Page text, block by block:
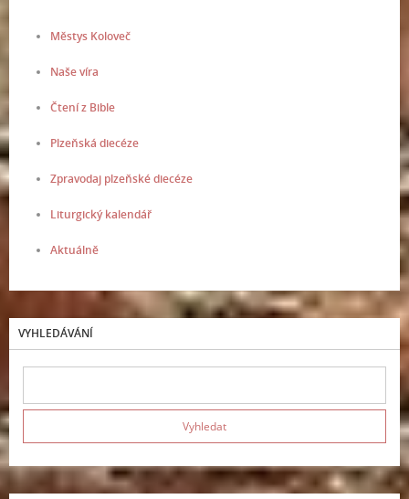
Městys Koloveč
Naše víra
Čtení z Bible
Plzeňská diecéze
Zpravodaj plzeňské diecéze
Liturgický kalendář
Aktuálně
VYHLEDÁVÁNÍ